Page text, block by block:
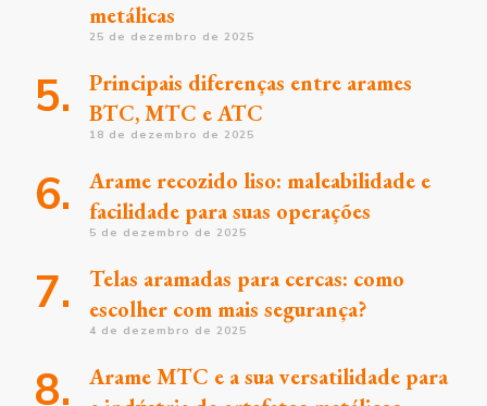
metálicas
25 de dezembro de 2025
Principais diferenças entre arames
BTC, MTC e ATC
18 de dezembro de 2025
Arame recozido liso: maleabilidade e
facilidade para suas operações
5 de dezembro de 2025
Telas aramadas para cercas: como
escolher com mais segurança?
4 de dezembro de 2025
Arame MTC e a sua versatilidade para